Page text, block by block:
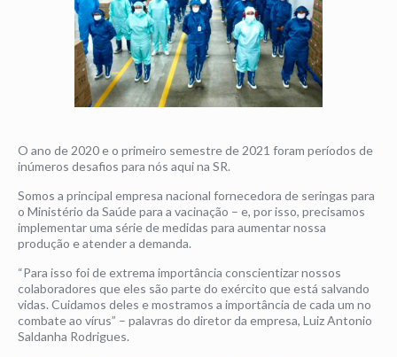
O ano de 2020 e o primeiro semestre de 2021 foram períodos de
inúmeros desafios para nós aqui na SR.
Somos a principal empresa nacional fornecedora de seringas para
o Ministério da Saúde para a vacinação – e, por isso, precisamos
implementar uma série de medidas para aumentar nossa
produção e atender a demanda.
“Para isso foi de extrema importância conscientizar nossos
colaboradores que eles são parte do exército que está salvando
vidas. Cuidamos deles e mostramos a importância de cada um no
combate ao vírus” – palavras do diretor da empresa, Luiz Antonio
Saldanha Rodrigues.